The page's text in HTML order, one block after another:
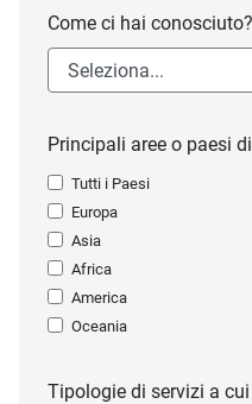
Come ci hai conosciuto?
Principali aree o paesi
Tutti i Paesi
Europa
Asia
Africa
America
Oceania
Tipologie di servizi a